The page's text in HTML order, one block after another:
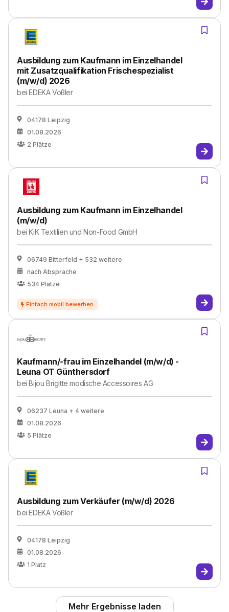
Ausbildung zum Kaufmann im Einzelhandel
mit Zusatzqualifikation Frischespezialist
(m/w/d) 2026
beiEDEKA Voßler
04178 Leipzig
01.08.2026
2 Plätze
Ausbildung zum Kaufmann im Einzelhandel
(m/w/d)
beiKiK Textilien und Non-Food GmbH
06749 Bitterfeld + 532 weitere
nach Absprache
534 Plätze
Kaufmann/-frau im Einzelhandel (m/w/d) -
Leuna OT Günthersdorf
beiBijou Brigitte modische Accessoires AG
06237 Leuna + 4 weitere
01.08.2026
5 Plätze
Ausbildung zum Verkäufer (m/w/d) 2026
beiEDEKA Voßler
04178 Leipzig
01.08.2026
1 Platz
Mehr Ergebnisse laden